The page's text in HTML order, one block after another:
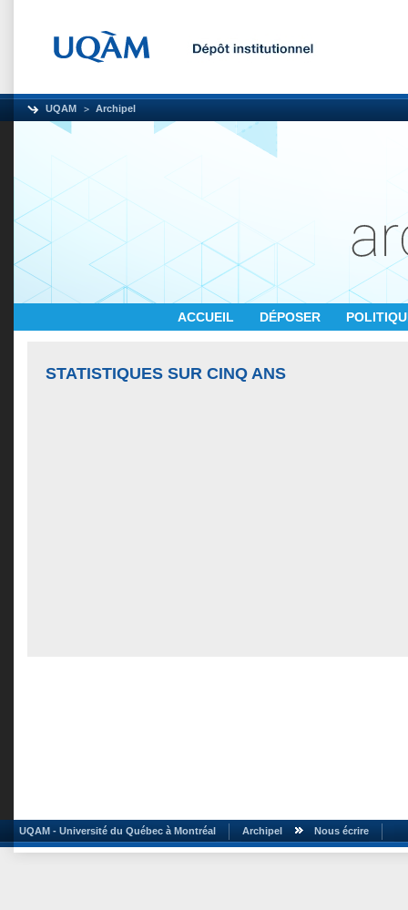
UQAM Archipel
ACCUEIL DÉPOSER
STATISTIQUES SUR CINQ ANS
UQAM - Université du Québec à Montréal Archipel Nous écrire